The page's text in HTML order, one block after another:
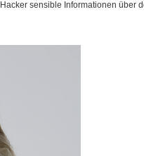
sensible Informationen über